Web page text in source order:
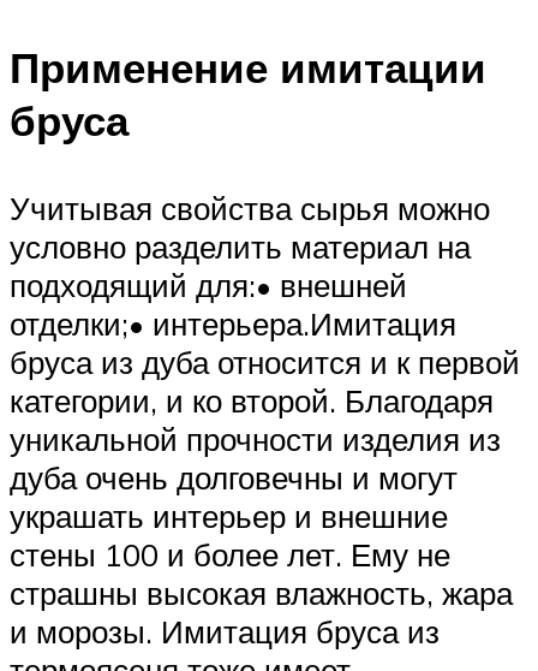
Применение имитации
бруса
Учитывая свойства сырья можно
условно разделить материал на
подходящий для:• внешней
отделки;• интерьера.Имитация
бруса из дуба относится и к первой
категории, и ко второй. Благодаря
уникальной прочности изделия из
дуба очень долговечны и могут
украшать интерьер и внешние
стены 100 и более лет. Ему не
страшны высокая влажность, жара
и морозы. Имитация бруса из